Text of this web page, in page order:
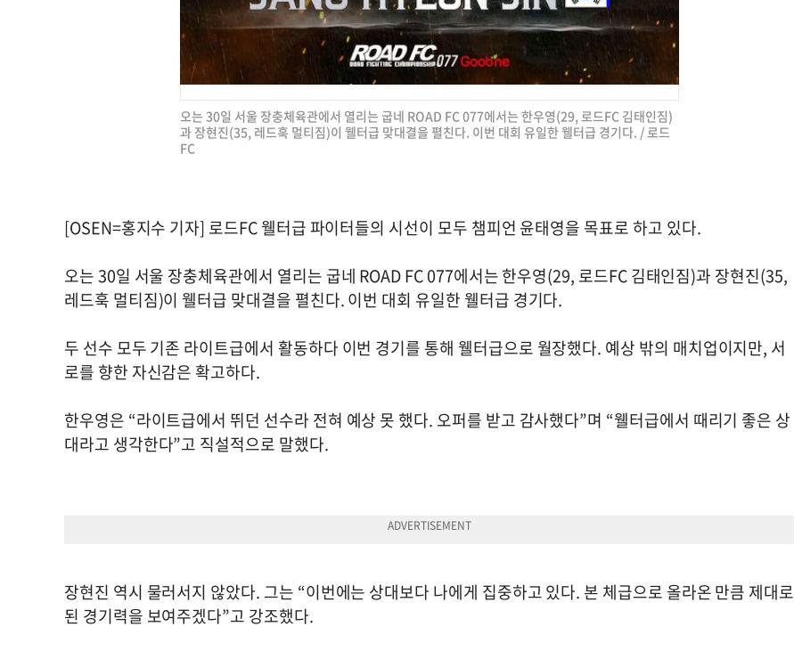
오는 30일 서울 장충체육관에서 열리는 굽네 ROAD FC 077에서는 한우영(29, 로드FC 김태인짐)
과 장현진(35, 레드훅 멀티짐)이 웰터급 맞대결을 펼친다. 이번 대회 유일한 웰터급 경기다. / 로드
FC
[OSEN=홍지수 기자] 로드FC 웰터급 파이터들의 시선이 모두 챔피언 윤태영을 목표로 하고 있다.
오는 30일 서울 장충체육관에서 열리는 굽네 ROAD FC 077에서는 한우영(29, 로드FC 김태인짐)과 장현진(35,
레드훅 멀티짐)이 웰터급 맞대결을 펼친다. 이번 대회 유일한 웰터급 경기다.
두 선수 모두 기존 라이트급에서 활동하다 이번 경기를 통해 웰터급으로 월장했다. 예상 밖의 매치업이지만, 서
로를 향한 자신감은 확고하다.
한우영은 “라이트급에서 뛰던 선수라 전혀 예상 못 했다. 오퍼를 받고 감사했다”며 “웰터급에서 때리기 좋은 상
대라고 생각한다”고 직설적으로 말했다.
장현진 역시 물러서지 않았다. 그는 “이번에는 상대보다 나에게 집중하고 있다. 본 체급으로 올라온 만큼 제대로
된 경기력을 보여주겠다”고 강조했다.